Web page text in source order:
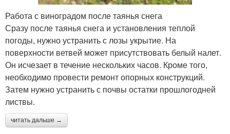
Работа с виноградом после таянья снега
Сразу после таянья снега и установления теплой
погоды, нужно устранить с лозы укрытие. На
поверхности ветвей может присутствовать белый налет.
Он исчезает в течение нескольких часов. Кроме того,
необходимо провести ремонт опорных конструкций.
Затем нужно устранить с почвы остатки прошлогодней
листвы.
читать дальше →